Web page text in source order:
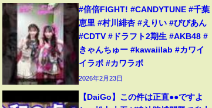
#倍倍FIGHT! #CANDYTUNE #千葉
恵里 #村川緋杏 #えりい #びびあん
#CDTV #ドラフト2期生 #AKB48 #
きゃんちゅー #kawaiilab #カワイ
イラボ #カワラボ
2026年2月23日
【DaiGo】この件は正直●●ですよ